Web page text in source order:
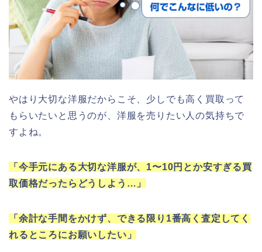
やはり大切な洋服だからこそ、少しでも高く買取って
もらいたいと思うのが、洋服を売りたい人の気持ちで
すよね。
「今手元にある大切な洋服が、1〜10円とか安すぎる買
取価格だったらどうしよう…」
「余計な手間をかけず、できる限り1番高く査定してく
れるところにお願いしたい」